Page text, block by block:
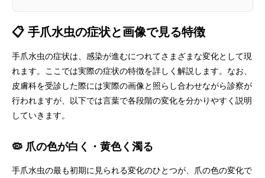
📋 手爪水虫の症状と画像で見る特徴
手爪水虫の症状は、感染が進むにつれてさまざまな変化として現
れます。ここでは実際の症状の特徴を詳しく解説します。なお、
皮膚科を受診した際には実際の画像と照らし合わせながら診察が
行われますが、以下では言葉で各段階の変化を分かりやすく説明
していきます。
🦠 爪の色が白く・黄色く濁る
手爪水虫の最も初期に見られる変化のひとつが、爪の色の変化で